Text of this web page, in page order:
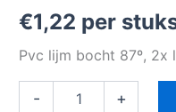
€1,22 per
Pvc lijm bocht 87º, 2x
-
riool
aantal
+